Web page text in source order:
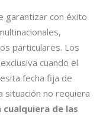
garantizar con éxito
particulares. Los
cuando el
fecha fija de
situación no requiera
cualquiera de las